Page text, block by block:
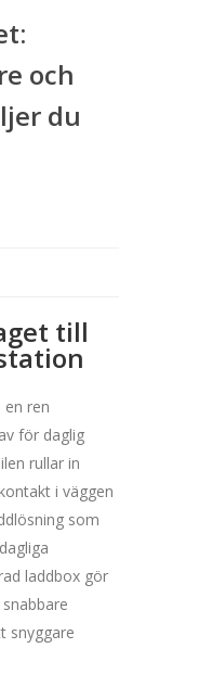
och
du
till
ren
för daglig
rullar in
i väggen
som
laddbox gör
snyggare